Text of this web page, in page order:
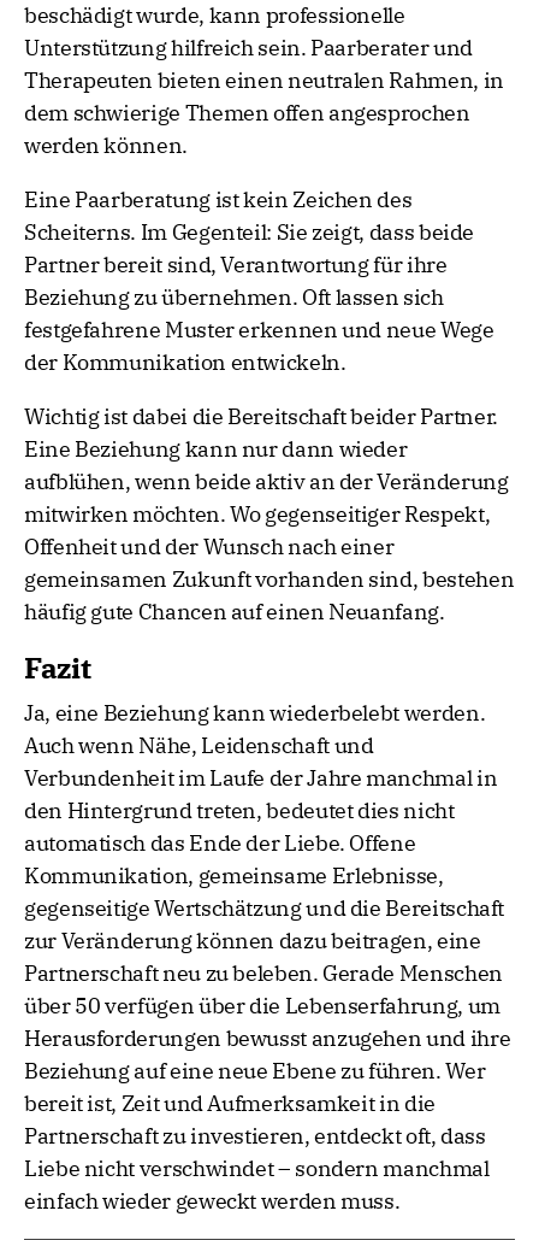
beschädigt wurde, kann professionelle
Unterstützung hilfreich sein. Paarberater und
Therapeuten bieten einen neutralen Rahmen, in
dem schwierige Themen offen angesprochen
werden können.
Eine Paarberatung ist kein Zeichen des
Scheiterns. Im Gegenteil: Sie zeigt, dass beide
Partner bereit sind, Verantwortung für ihre
Beziehung zu übernehmen. Oft lassen sich
festgefahrene Muster erkennen und neue Wege
der Kommunikation entwickeln.
Wichtig ist dabei die Bereitschaft beider Partner.
Eine Beziehung kann nur dann wieder
aufblühen, wenn beide aktiv an der Veränderung
mitwirken möchten. Wo gegenseitiger Respekt,
Offenheit und der Wunsch nach einer
gemeinsamen Zukunft vorhanden sind, bestehen
häufig gute Chancen auf einen Neuanfang.
Fazit
Ja, eine Beziehung kann wiederbelebt werden.
Auch wenn Nähe, Leidenschaft und
Verbundenheit im Laufe der Jahre manchmal in
den Hintergrund treten, bedeutet dies nicht
automatisch das Ende der Liebe. Offene
Kommunikation, gemeinsame Erlebnisse,
gegenseitige Wertschätzung und die Bereitschaft
zur Veränderung können dazu beitragen, eine
Partnerschaft neu zu beleben. Gerade Menschen
über 50 verfügen über die Lebenserfahrung, um
Herausforderungen bewusst anzugehen und ihre
Beziehung auf eine neue Ebene zu führen. Wer
bereit ist, Zeit und Aufmerksamkeit in die
Partnerschaft zu investieren, entdeckt oft, dass
Liebe nicht verschwindet – sondern manchmal
einfach wieder geweckt werden muss.